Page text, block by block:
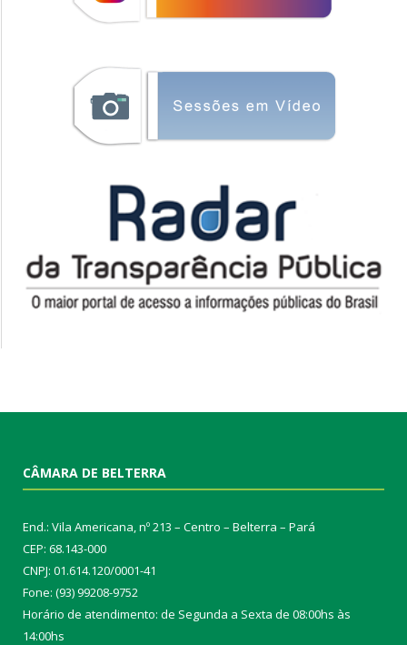
CÂMARA DE BELTERRA
End.: Vila Americana, nº 213 – Centro – Belterra – Pará
CEP: 68.143-000
CNPJ: 01.614.120/0001-41
Fone: (93) 99208-9752
Horário de atendimento: de Segunda a Sexta de 08:00hs às
14:00hs